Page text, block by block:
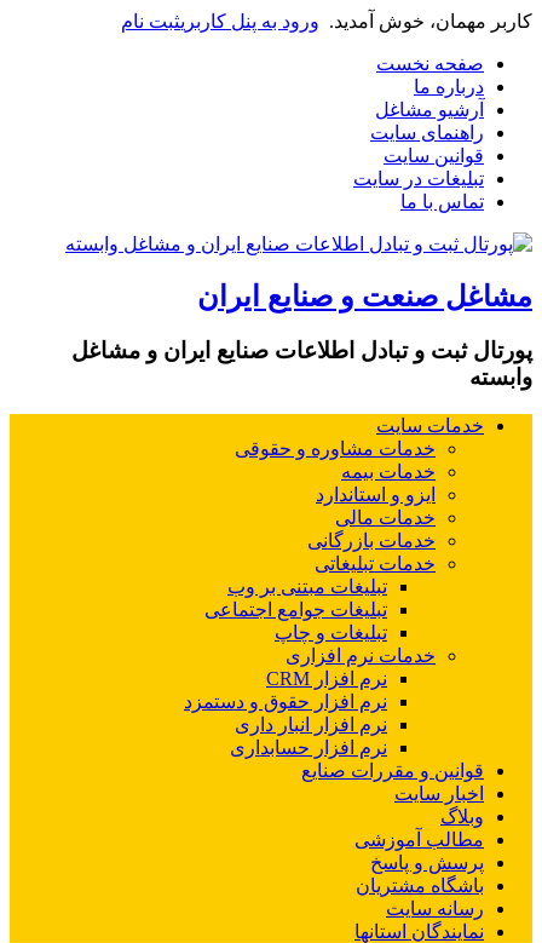
کاربر مهمان، خوش آمدید. ورود به پنل کاربریثبت نام
صفحه نخست
درباره ما
آرشیو مشاغل
راهنمای سایت
قوانین سایت
تبلیغات در سایت
تماس با ما
مشاغل صنعت و صنایع ایران
پورتال ثبت و تبادل اطلاعات صنایع ایران و مشاغل
وابسته
خدمات سایت
خدمات مشاوره و حقوقی
خدمات بیمه
ایزو و استاندارد
خدمات مالی
خدمات بازرگانی
خدمات تبلیغاتی
تبلیغات مبتنی بر وب
تبلیغات جوامع اجتماعی
تبلیغات و چاپ
خدمات نرم افزاری
نرم افزار CRM
نرم افزار حقوق و دستمزد
نرم افزار انبار داری
نرم افزار حسابداری
قوانین و مقررات صنایع
اخبار سایت
وبلاگ
مطالب آموزشی
پرسش و پاسخ
باشگاه مشتریان
رسانه سایت
نمایندگان استانها